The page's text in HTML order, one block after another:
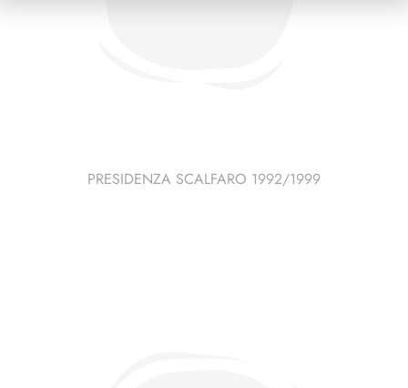
PRESIDENZA SCALFARO 1992/1999